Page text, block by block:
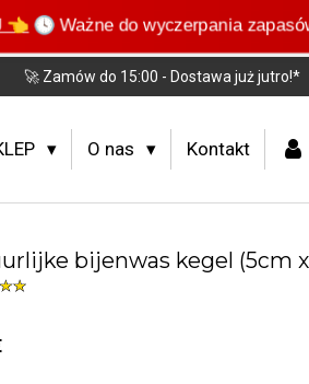
👈 🕓 Ważne do wyczerpania
🚀 Zamów do 15:00 - Dostawa już jutro!*
O nas Kontakt
bijenwas kegel (5cm